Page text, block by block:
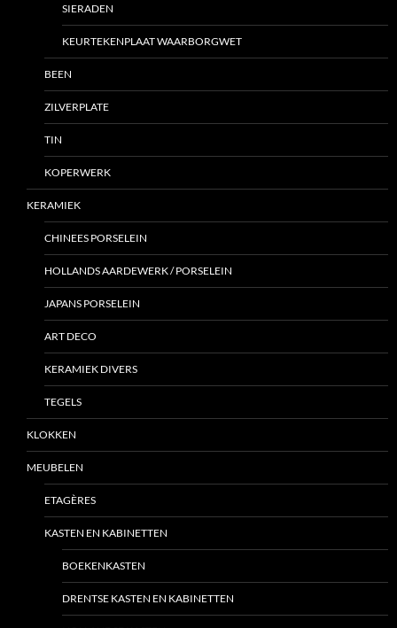
SIERADEN
KEURTEKENPLAAT WAARBORGWET
BEEN
ZILVERPLATE
TIN
KOPERWERK
KERAMIEK
CHINEES PORSELEIN
HOLLANDS AARDEWERK / PORSELEIN
JAPANS PORSELEIN
ART DECO
KERAMIEK DIVERS
TEGELS
KLOKKEN
MEUBELEN
ETAGÈRES
KASTEN EN KABINETTEN
BOEKENKASTEN
DRENTSE KASTEN EN KABINETTEN